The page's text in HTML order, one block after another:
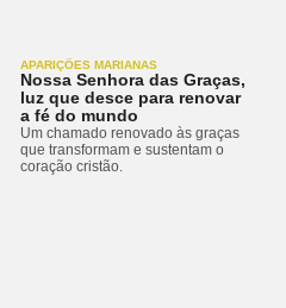
APARIÇÕES MARIANAS
Nossa Senhora das Graças,
luz que desce para renovar
a fé do mundo
Um chamado renovado às graças
que transformam e sustentam o
coração cristão.